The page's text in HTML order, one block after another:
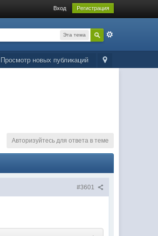
Вход Регистрация
Эта тема
Просмотр новых публикаций
Авторизуйтесь для ответа в теме
#3601